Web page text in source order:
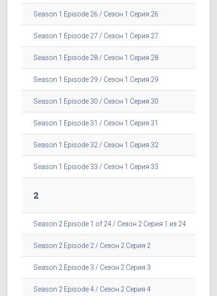
Season 1 Episode 26 / Сезон 1 Серия 26
Season 1 Episode 27 / Сезон 1 Серия 27
Season 1 Episode 28 / Сезон 1 Серия 28
Season 1 Episode 29 / Сезон 1 Серия 29
Season 1 Episode 30 / Сезон 1 Серия 30
Season 1 Episode 31 / Сезон 1 Серия 31
Season 1 Episode 32 / Сезон 1 Серия 32
Season 1 Episode 33 / Сезон 1 Серия 33
2
Season 2 Episode 1 of 24 / Сезон 2 Серия 1 из 24
Season 2 Episode 2 / Сезон 2 Серия 2
Season 2 Episode 3 / Сезон 2 Серия 3
Season 2 Episode 4 / Сезон 2 Серия 4